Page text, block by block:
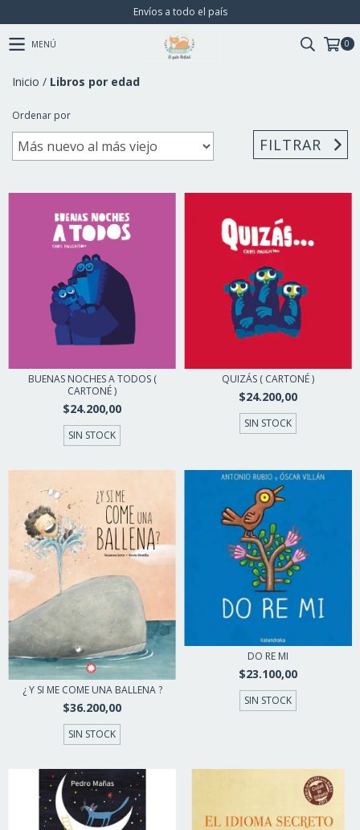
Envíos a todo el país
MENÚ 0
Inicio / Libros por edad
Ordenar por
FILTRAR
BUENAS NOCHES A TODOS (
CARTONÉ )
$24.200,00
SIN STOCK
QUIZÁS ( CARTONÉ )
$24.200,00
SIN STOCK
¿ Y SI ME COME UNA BALLENA ?
$36.200,00
SIN STOCK
DO RE MI
$23.100,00
SIN STOCK